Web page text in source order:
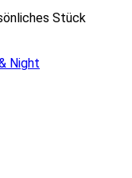
Stück
Night